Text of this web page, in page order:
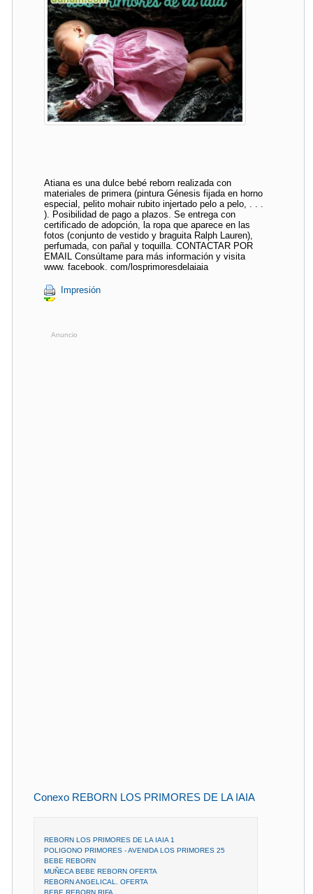
Atiana es una dulce bebé reborn realizada con
materiales de primera (pintura Génesis fijada en horno
especial, pelito mohair rubito injertado pelo a pelo, . . .
). Posibilidad de pago a plazos. Se entrega con
certificado de adopción, la ropa que aparece en las
fotos (conjunto de vestido y braguita Ralph Lauren),
perfumada, con pañal y toquilla. CONTACTAR POR
EMAIL Consúltame para más información y visita
www. facebook. com/losprimoresdelaiaia
Impresión
Anuncio
Conexo REBORN LOS PRIMORES DE LA IAIA
REBORN LOS PRIMORES DE LA IAIA 1
POLIGONO PRIMORES - AVENIDA LOS PRIMORES 25
BEBE REBORN
MUÑECA BEBE REBORN OFERTA
REBORN ANGELICAL. OFERTA
BEBE REBORN RIFA